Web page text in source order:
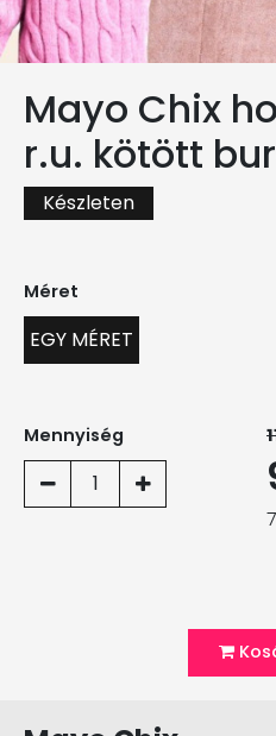
Mayo Chix
r.u. kötött
Készleten
Méret
EGY MÉRET
Mennyiség
1